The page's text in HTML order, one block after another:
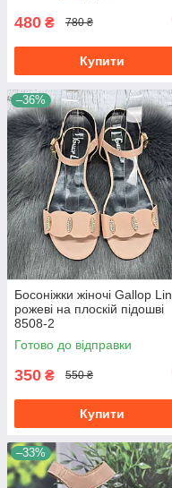
480 ₴ 780 ₴
Купити
–36%
Босоніжки жіночі Gallop Lin
рожеві на плоскій підошві
8508-2
Готово до відправки
350 ₴ 550 ₴
Купити
–33%